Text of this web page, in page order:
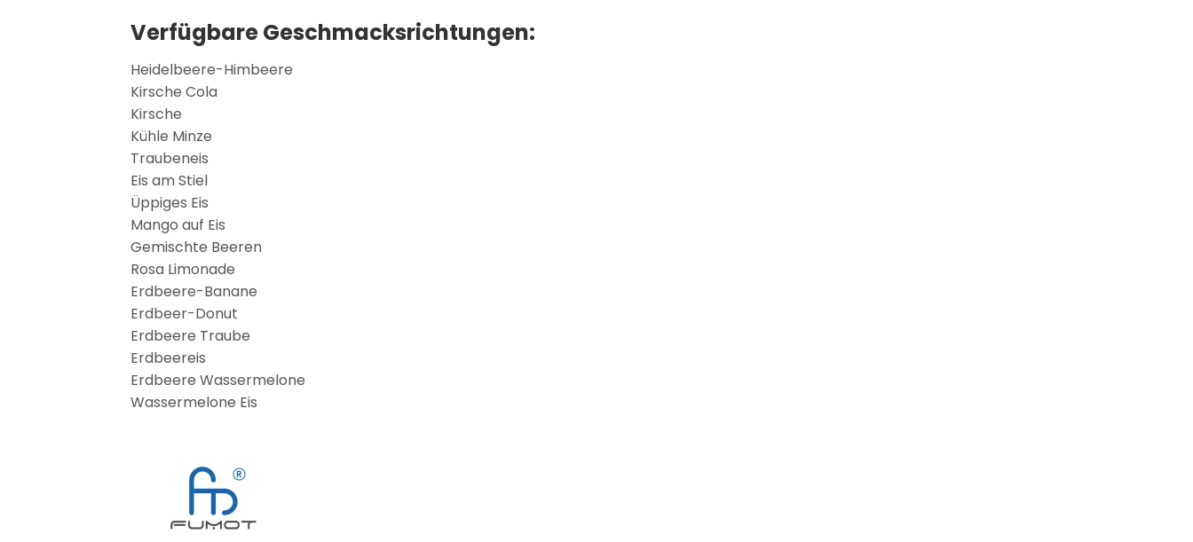
Verfügbare Geschmacksrichtungen:
Heidelbeere-Himbeere
Kirsche Cola
Kirsche
Kühle Minze
Traubeneis
Eis am Stiel
Üppiges Eis
Mango auf Eis
Gemischte Beeren
Rosa Limonade
Erdbeere-Banane
Erdbeer-Donut
Erdbeere Traube
Erdbeereis
Erdbeere Wassermelone
Wassermelone Eis